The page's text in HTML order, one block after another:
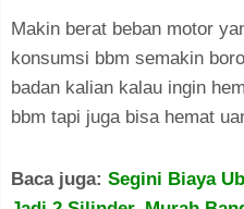
Makin berat beban motor
konsumsi bbm semakin
badan kalian kalau ingin
bbm tapi juga bisa hemat
Baca juga: Segini Biaya